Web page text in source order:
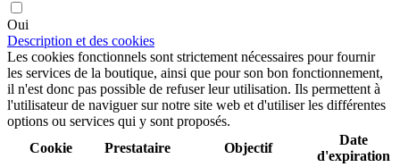
Oui
Description et des cookies
Les cookies fonctionnels sont strictement nécessaires pour fournir
les services de la boutique, ainsi que pour son bon fonctionnement,
il n'est donc pas possible de refuser leur utilisation. Ils permettent à
l'utilisateur de naviguer sur notre site web et d'utiliser les différentes
options ou services qui y sont proposés.
Cookie
Prestataire Objectif
Date
d'expiration